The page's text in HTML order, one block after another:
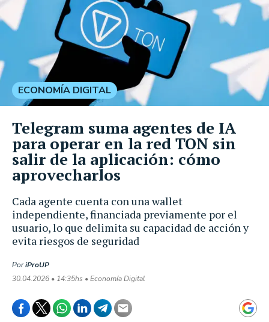
Cada agente cuenta con una wallet
independiente, financiada previamente por el
usuario, lo que delimita su capacidad de acción y
evita riesgos de seguridad
PoriProUP
30.04.2026 • 14:35hs • Economía Digital
ECONOMÍA DIGITAL
Telegram suma agentes de IA
para operar en la red TON sin
salir de la aplicación: cómo
aprovecharlos